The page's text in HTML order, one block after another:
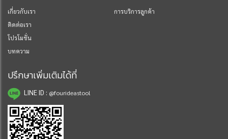
เกี่ยวกับเรา
ติดต่อเรา
โปรโมชั่น
บทความ
การบริการลูกค้า
ปรึกษาเพิ่มเติมได้ที่
LINE ID : @fourideastool